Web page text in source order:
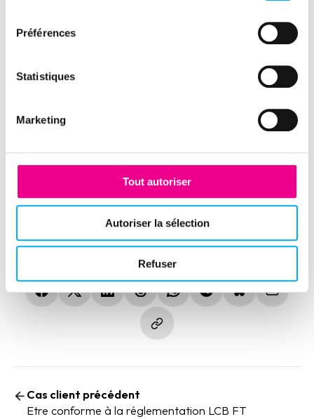
Préférences
Statistiques
Marketing
Tout autoriser
Autoriser la sélection
Refuser
Branchement des API
Formation.
Partager cette expérience client
(nouvelle fenêtre)
(nouvelle fenêtre)
(nouvelle fenêtre)
(nouvelle fenêtre)
(nouvelle fenêtre)
(nouvelle fenêtre)
(nouvelle
Cas client précédent
Etre conforme à la réglementation LCB FT